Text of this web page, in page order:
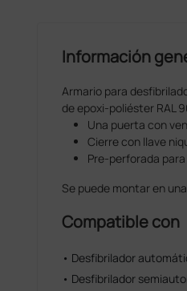
Información
Armario para
de epoxi-poliéster RAL
Una puerta con
Cierre con llave
Pre-perforada
Se puede montar en
Compatible con
• Desfibrilador
• Desfibrilador